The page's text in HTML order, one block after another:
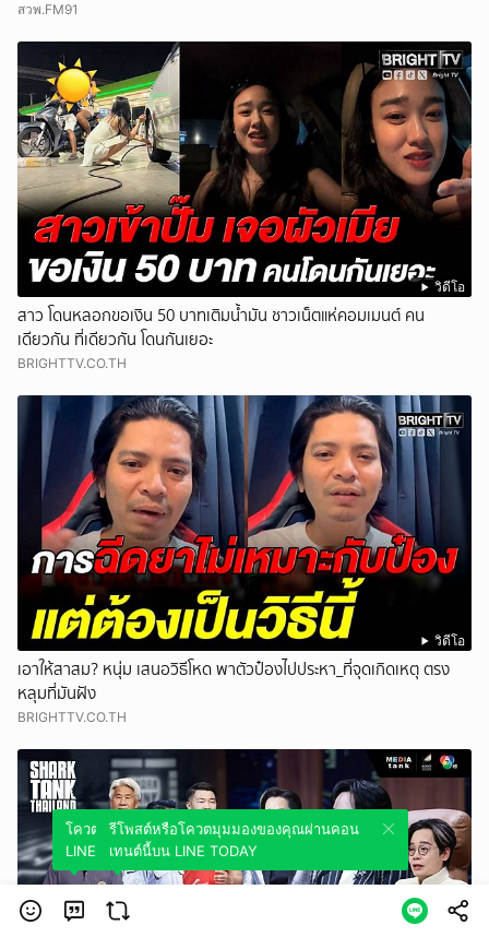
สวพ.FM91
วิดีโอ
สาว โดนหลอกขอเงิน 50 บาทเติมน้ำมัน ชาวเน็ตแห่คอมเมนต์ คน
เดียวกัน ที่เดียวกัน โดนกันเยอะ
BRIGHTTV.CO.TH
วิดีโอ
เอาให้สาสม? หนุ่ม เสนอวิธีโหด พาตัวป๋องไปประหา_ที่จุดเกิดเหตุ ตรง
หลุมที่มันฝัง
BRIGHTTV.CO.TH
โควตมุมมองของคุณผ่านคอนเทนต์นี้บน
LINE TODAY
รีโพสต์หรือโควตมุมมองของคุณผ่านคอน
เทนต์นี้บน LINE TODAY